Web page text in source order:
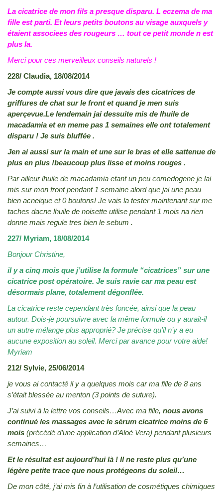
La cicatrice de mon fils a presque disparu. L eczema de ma
fille est parti. Et leurs petits boutons au visage auxquels y
étaient associees des rougeurs … tout ce petit monde n est
plus la.
Merci pour ces merveilleux conseils naturels !
228/ Claudia, 18/08/2014
Je compte aussi vous dire que javais des cicatrices de
griffures de chat sur le front et quand je men suis
aperçevue.Le lendemain jai dessuite mis de lhuile de
macadamia et en meme pas 1 semaines elle ont totalement
disparu ! Je suis bluffée .
Jen ai aussi sur la main et une sur le bras et elle sattenue de
plus en plus !beaucoup plus lisse et moins rouges .
Par ailleur lhuile de macadamia etant un peu comedogene je lai
mis sur mon front pendant 1 semaine alord que jai une peau
bien acneique et 0 boutons! Je vais la tester maintenant sur me
taches dacne lhuile de noisette utilise pendant 1 mois na rien
donne mais regule tres bien le sebum .
227/ Myriam, 18/08/2014
Bonjour Christine,
il y a cinq mois que j’utilise la formule “cicatrices” sur une
cicatrice post opératoire. Je suis ravie car ma peau est
désormais plane, totalement dégonflée.
La cicatrice reste cependant très foncée, ainsi que la peau
autour. Dois-je poursuivre avec la même formule ou y aurait-il
un autre mélange plus approprié? Je précise qu’il n’y a eu
aucune exposition au soleil. Merci par avance pour votre aide!
Myriam
212/ Sylvie, 25/06/2014
je vous ai contacté il y a quelques mois car ma fille de 8 ans
s’était blessée au menton (3 points de suture).
J’ai suivi à la lettre vos conseils…Avec ma fille, nous avons
continué les massages avec le sérum cicatrice moins de 6
mois (précédé d’une application d’Aloé Vera) pendant plusieurs
semaines…
Et le résultat est aujourd’hui là ! Il ne reste plus qu’une
légère petite trace que nous protégeons du soleil…
De mon côté, j’ai mis fin à l’utilisation de cosmétiques chimiques